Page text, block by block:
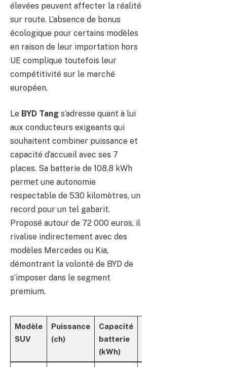
élevées peuvent affecter la réalité
sur route. L’absence de bonus
écologique pour certains modèles
en raison de leur importation hors
UE complique toutefois leur
compétitivité sur le marché
européen.
Le BYD Tang s’adresse quant à lui
aux conducteurs exigeants qui
souhaitent combiner puissance et
capacité d’accueil avec ses 7
places. Sa batterie de 108,8 kWh
permet une autonomie
respectable de 530 kilomètres, un
record pour un tel gabarit.
Proposé autour de 72 000 euros, il
rivalise indirectement avec des
modèles Mercedes ou Kia,
démontrant la volonté de BYD de
s’imposer dans le segment
premium.
Modèle
SUV
Puissance
(ch)
Capacité
batterie
(kWh)